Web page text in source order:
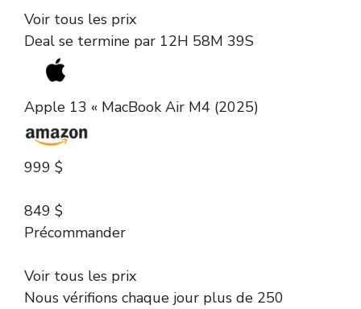
Voir tous les prix
Deal se termine par 12H 58M 39S
Apple 13 « MacBook Air M4 (2025)
999 $
849 $
Précommander
Voir tous les prix
Nous vérifions chaque jour plus de 250